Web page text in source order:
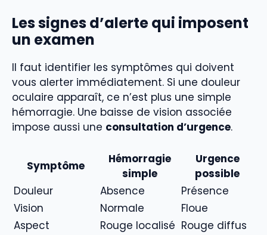
Les signes d’alerte qui imposent
un examen
Il faut identifier les symptômes qui doivent
vous alerter immédiatement. Si une douleur
oculaire apparaît, ce n’est plus une simple
hémorragie. Une baisse de vision associée
impose aussi une consultation d’urgence.
Symptôme
Hémorragie
simple
Urgence
possible
Douleur
Absence
Présence
Vision
Normale
Floue
Aspect
Rouge localisé Rouge diffus